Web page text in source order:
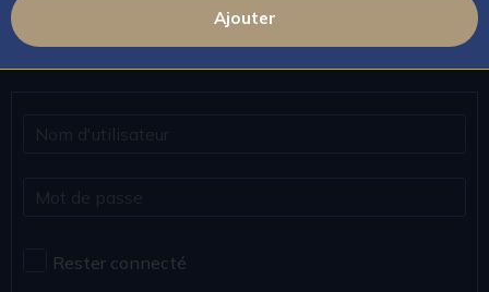
Ajouter
Rester connecté